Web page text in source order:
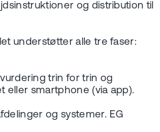
og distribution til
understøtter alle tre faser:
trin for trin og
eller smartphone (via app).
og systemer. EG